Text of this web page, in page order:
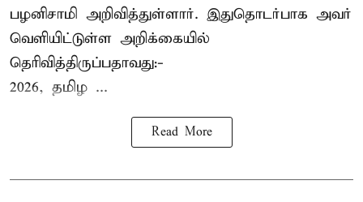
பழனிசாமி அறிவித்துள்ளார். இதுதொடர்பாக அவர்
வெளியிட்டுள்ள அறிக்கையில்
தெரிவித்திருப்பதாவது:-
2026, தமிழ ...
Read More